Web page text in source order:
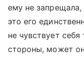
ему не
это его
не чувствует
стороны, может